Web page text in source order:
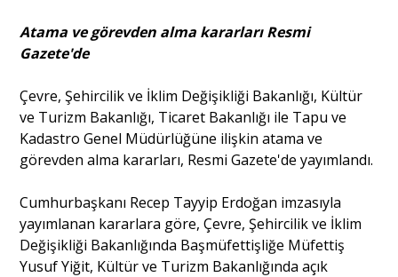
Atama ve görevden alma kararları Resmi
Gazete'de
Çevre, Şehircilik ve İklim Değişikliği Bakanlığı, Kültür
ve Turizm Bakanlığı, Ticaret Bakanlığı ile Tapu ve
Kadastro Genel Müdürlüğüne ilişkin atama ve
görevden alma kararları, Resmi Gazete'de yayımlandı.
Cumhurbaşkanı Recep Tayyip Erdoğan imzasıyla
yayımlanan kararlara göre, Çevre, Şehircilik ve İklim
Değişikliği Bakanlığında Başmüfettişliğe Müfettiş
Yusuf Yiğit, Kültür ve Turizm Bakanlığında açık